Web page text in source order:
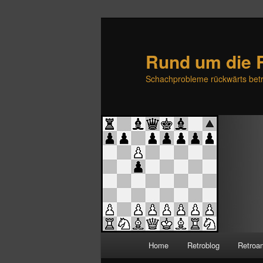
Rund um die
Schachprobleme rückwärts
Zum
Zum
Home Retroblog